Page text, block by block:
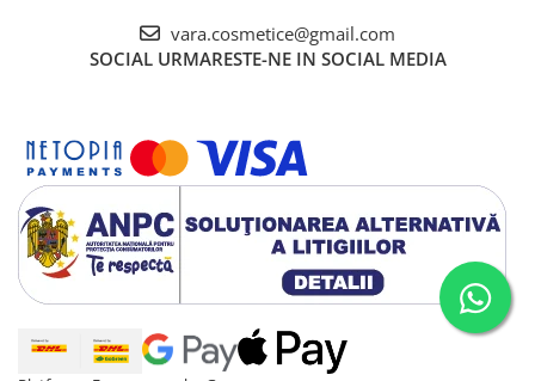
vara.cosmetice@gmail.com
SOCIAL URMARESTE-NE IN SOCIAL MEDIA